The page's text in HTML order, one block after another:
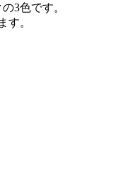
3色です。
す。